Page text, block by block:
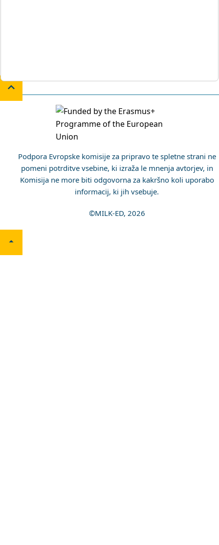
Podpora Evropske komisije za pripravo te spletne strani ne
pomeni potrditve vsebine, ki izraža le mnenja avtorjev, in
Komisija ne more biti odgovorna za kakršno koli uporabo
informacij, ki jih vsebuje.
©MILK-ED, 2026